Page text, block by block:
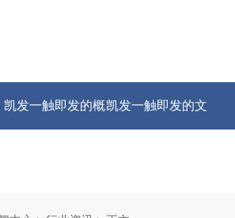
凯发一触即发的概凯发一触即发的文